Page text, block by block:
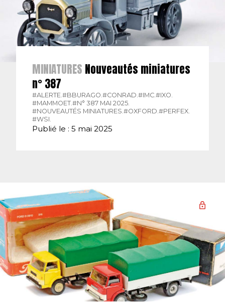
MINIATURES Nouveautés miniatures
n° 387
#ALERTE.#BBURAGO.#CONRAD.#IMC.#IXO.
#MAMMOET.#N° 387 MAI 2025.
#NOUVEAUTÉS MINIATURES.#OXFORD.#PERFEX.
#WSI.
Publié le : 5 mai 2025